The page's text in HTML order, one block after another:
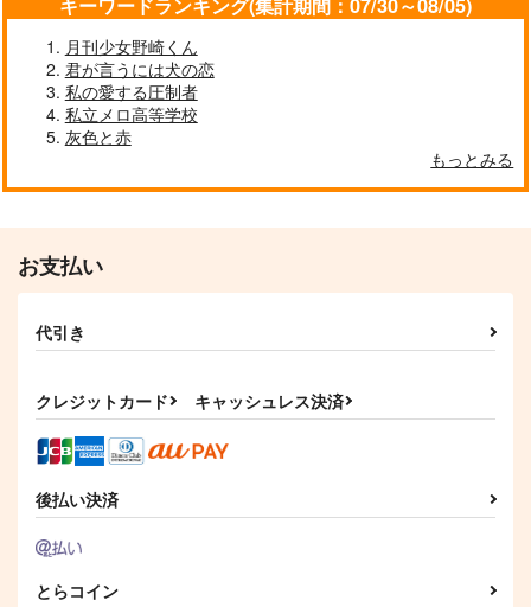
好きとおかえり
平野と鍵浦 7
月刊少女野崎くん
君が言うには犬の恋
私の愛する圧制者
私立メロ高等学校
灰色と赤
もっとみる
お支払い
代引き
クレジットカード キャッシュレス決済
後払い決済
とらコイン